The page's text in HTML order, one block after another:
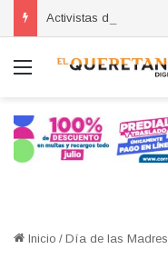
Menú
Inicio / Día de las Madres